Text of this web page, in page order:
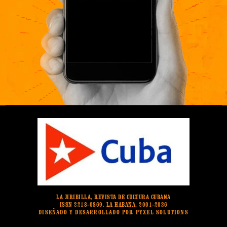
LA JIRIBILLA, REVISTA DE CULTURA CUBANA
ISSN 2218-0869. LA HABANA. 2001-2026
DISEÑADO Y DESARROLLADO POR PYXEL SOLUTIONS